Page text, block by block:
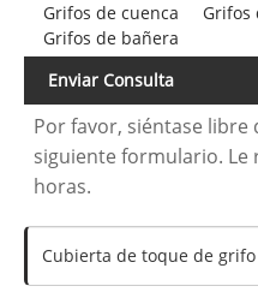
Grifos de cuenca
Grifos
Grifos de bañera
Enviar Consulta
Por favor, siéntase libre
siguiente formulario. Le
horas.